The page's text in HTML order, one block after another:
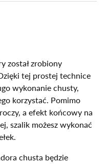
został zrobiony
tej prostej technice
wykonanie chusty,
korzystać. Pomimo
a efekt końcowy na
szalik możesz wykonać
chusta będzie